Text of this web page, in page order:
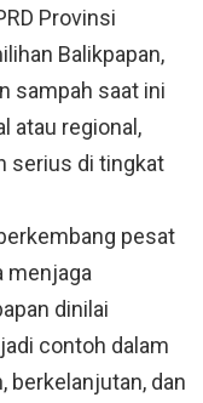
Provinsi
Balikpapan,
sampah saat ini
atau regional,
serius di tingkat
pesat
menjaga
dinilai
contoh dalam
berkelanjutan, dan